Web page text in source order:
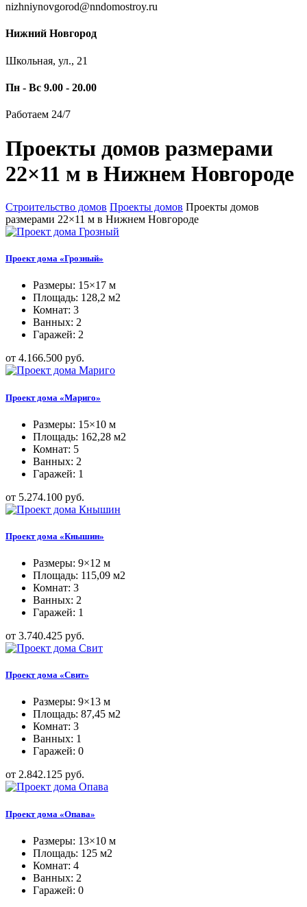
nizhniynovgorod@nndomostroy.ru
Нижний Новгород
Школьная, ул., 21
Пн - Вс 9.00 - 20.00
Работаем 24/7
Проекты домов размерами
22×11 м в Нижнем Новгороде
Строительство домов Проекты домов Проекты домов
размерами 22×11 м в Нижнем Новгороде
Проект дома «Грозный»
Размеры: 15×17 м
Площадь: 128,2 м2
Комнат: 3
Ванных: 2
Гаражей: 2
от 4.166.500 руб.
Проект дома «Мариго»
Размеры: 15×10 м
Площадь: 162,28 м2
Комнат: 5
Ванных: 2
Гаражей: 1
от 5.274.100 руб.
Проект дома «Кнышин»
Размеры: 9×12 м
Площадь: 115,09 м2
Комнат: 3
Ванных: 2
Гаражей: 1
от 3.740.425 руб.
Проект дома «Свит»
Размеры: 9×13 м
Площадь: 87,45 м2
Комнат: 3
Ванных: 1
Гаражей: 0
от 2.842.125 руб.
Проект дома «Опава»
Размеры: 13×10 м
Площадь: 125 м2
Комнат: 4
Ванных: 2
Гаражей: 0